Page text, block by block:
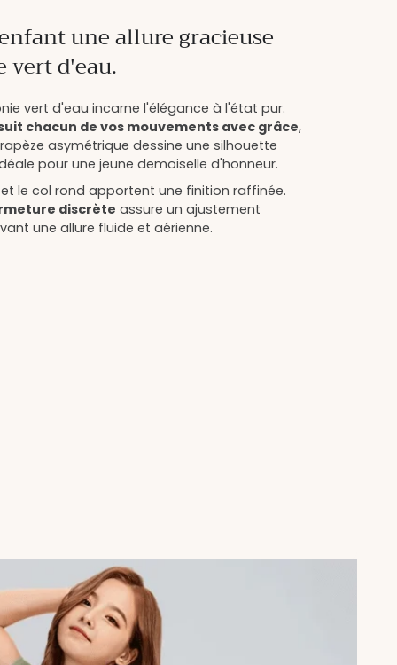
une allure gracieuse
vert d'eau.
vert d'eau incarne l'élégance à l'état pur.
chacun de vos mouvements avec grâce,
asymétrique dessine une silhouette
pour une jeune demoiselle d'honneur.
le col rond apportent une finition raffinée.
discrète assure un ajustement
une allure fluide et aérienne.